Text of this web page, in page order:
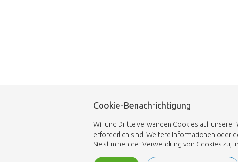
Cookie-Benachrichtigung
Wir und Dritte verwenden Cookies auf unserer
erforderlich sind. Weitere Informationen oder
Sie stimmen der Verwendung von Cookies zu,